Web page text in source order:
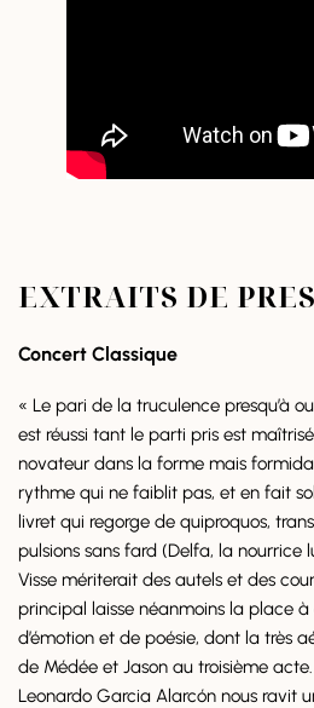
EXTRAITS DE
Concert Classique
« Le pari de la truculence presqu’à
est réussi tant le parti pris est
novateur dans la forme mais
rythme qui ne faiblit pas, et en fait
livret qui regorge de quiproquos,
pulsions sans fard (Delfa, la nourrice
Visse mériterait des autels et des
principal laisse néanmoins la place à
d’émotion et de poésie, dont la très
de Médée et Jason au troisième
Leonardo Garcia Alarcón nous ravit